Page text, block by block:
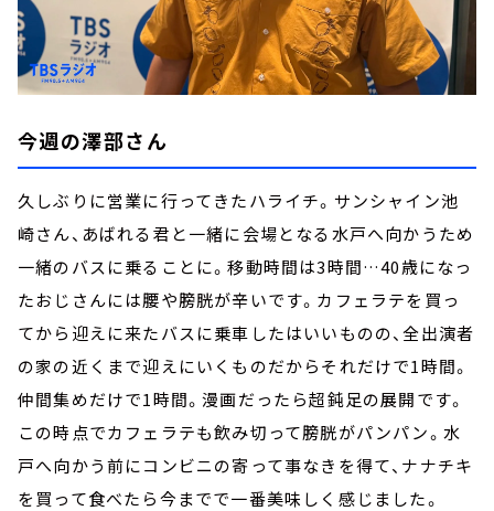
今週の澤部さん
久しぶりに営業に行ってきたハライチ。サンシャイン池
崎さん、あばれる君と一緒に会場となる水戸へ向かうため
一緒のバスに乗ることに。移動時間は3時間…40歳になっ
たおじさんには腰や膀胱が辛いです。カフェラテを買っ
てから迎えに来たバスに乗車したはいいものの、全出演者
の家の近くまで迎えにいくものだからそれだけで1時間。
仲間集めだけで1時間。漫画だったら超鈍足の展開です。
この時点でカフェラテも飲み切って膀胱がパンパン。水
戸へ向かう前にコンビニの寄って事なきを得て、ナナチキ
を買って食べたら今までで一番美味しく感じました。